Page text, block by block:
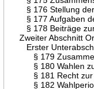
§ 176 Stellung der
§ 177 Aufgaben
§ 178 Beiträge zur
Zweiter Abschnitt
Erster
§ 179
§ 180 Wahlen
§ 181 Recht zur
§ 182